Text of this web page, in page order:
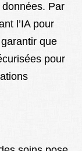
Par
l’IA pour
que
pour